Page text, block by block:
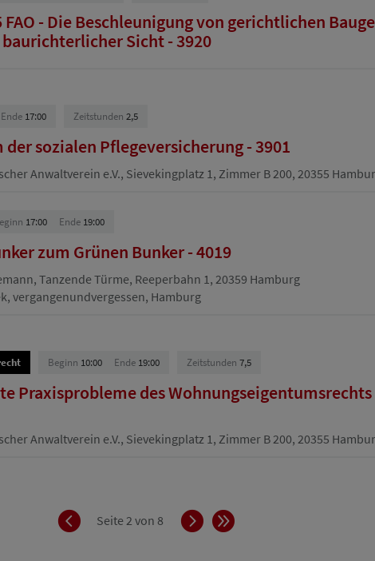
- Die Beschleunigung von gerichtlichen
Sicht - 3920
Ende 17:00 Zeitstunden 2,5
der sozialen Pflegeversicherung - 3901
Anwaltverein e.V., Sievekingplatz 1, Zimmer B 200, 20355
17:00 Ende 19:00
zum Grünen Bunker - 4019
Tanzende Türme, Reeperbahn 1, 20359 Hamburg
vergangenundvergessen, Hamburg
Beginn 10:00 Ende 19:00 Zeitstunden 7,5
Praxisprobleme des
Anwaltverein e.V., Sievekingplatz 1, Zimmer B 200, 20355
ZurückSeite 2 von 8 VorwärtsEnde